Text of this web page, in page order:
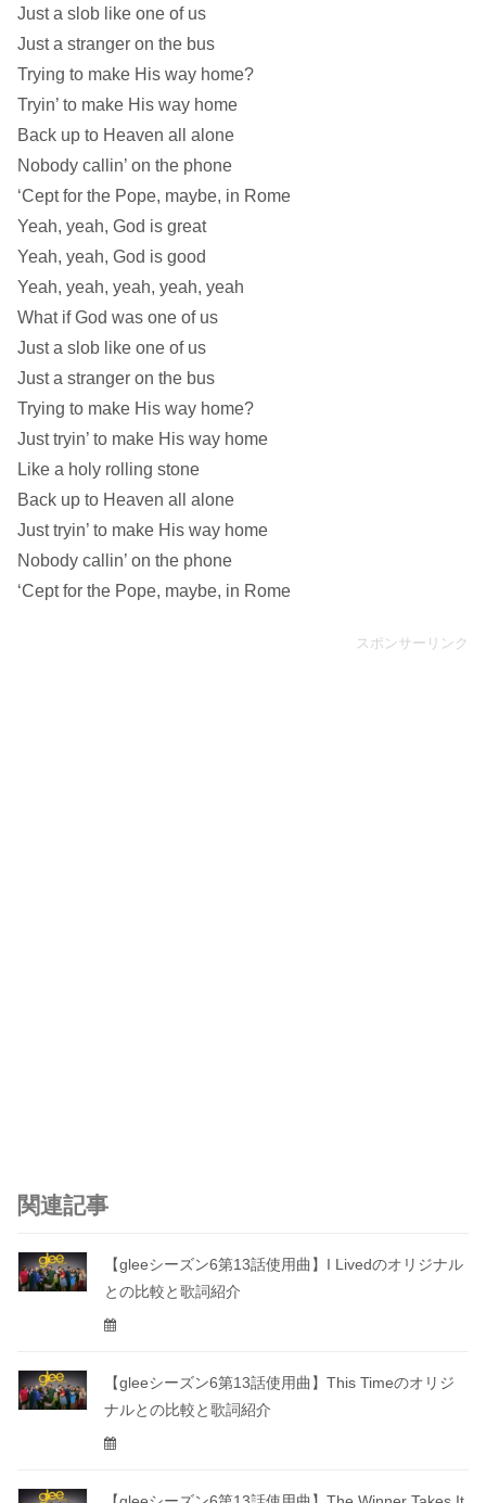
Just a slob like one of us
Just a stranger on the bus
Trying to make His way home?
Tryin’ to make His way home
Back up to Heaven all alone
Nobody callin’ on the phone
‘Cept for the Pope, maybe, in Rome
Yeah, yeah, God is great
Yeah, yeah, God is good
Yeah, yeah, yeah, yeah, yeah
What if God was one of us
Just a slob like one of us
Just a stranger on the bus
Trying to make His way home?
Just tryin’ to make His way home
Like a holy rolling stone
Back up to Heaven all alone
Just tryin’ to make His way home
Nobody callin’ on the phone
‘Cept for the Pope, maybe, in Rome
スポンサーリンク
関連記事
【gleeシーズン6第13話使用曲】I Livedのオリジナル
との比較と歌詞紹介
【gleeシーズン6第13話使用曲】This Timeのオリジ
ナルとの比較と歌詞紹介